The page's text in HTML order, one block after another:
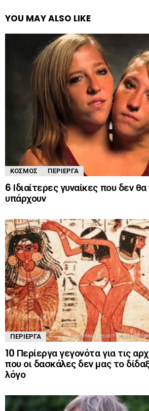
YOU MAY ALSO LIKE
ΚΌΣΜΟΣ ΠΕΡΊΕΡΓΑ
6 Ιδιαίτερες γυναίκες που δεν
υπάρχουν
ΠΕΡΊΕΡΓΑ
10 Περίεργα γεγονότα για τις
που οι δασκάλες δεν μας το
λόγο